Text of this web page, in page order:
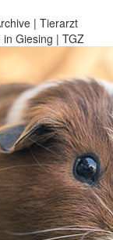
| Tierarzt
Giesing | TGZ